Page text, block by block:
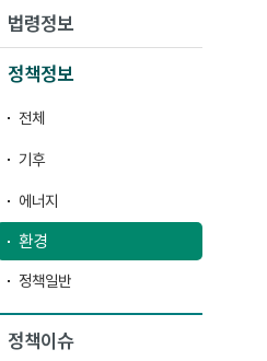
법령정보
정책정보
전체
기후
에너지
환경
정책일반
정책이슈